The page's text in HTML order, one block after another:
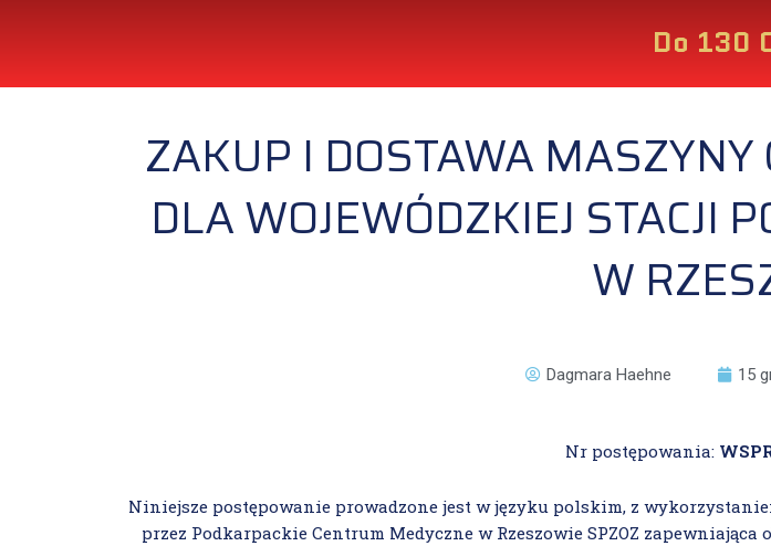
Do 130
ZAKUP I DOSTAWA MASZYNY
DLA WOJEWÓDZKIEJ STACJI
W
Dagmara Haehne 15
Nr postępowania:
Niniejsze postępowanie prowadzone jest w języku polskim, z
przez Podkarpackie Centrum Medyczne w Rzeszowie SPZOZ